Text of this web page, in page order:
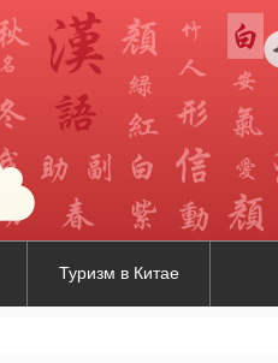
Туризм в Китае